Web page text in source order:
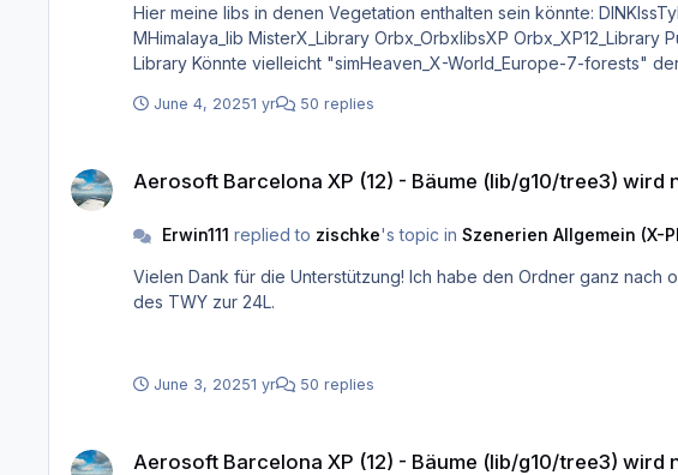
Hier meine libs in denen Vegetation enthalten sein könnte: DINKIssTyle_LIB_Grass Europe_Library ff_library ff_library_extended_LOD FlyAgi_Vegetation HungaryVFR-Library
MHimalaya_lib MisterX_Library Orbx_OrbxlibsXP Orbx_XP12_Library PuF_Libs R2_Library RA_Library RD_Library ruscenery simHeaven_X-World_Vegetation_Library X-Codr Designs
Library Könnte vielleicht "simHeaven_X-World_Europe-7-forests"
June 4, 20251 yr 50 replies
Aerosoft Barcelona XP (12) - Bäume (lib/g10/tree3) wird
Erwin111 replied to zischke's topic in Szenerien Allgemein (X-
Vielen Dank für die Unterstützung! Ich habe den Ordner ganz nach oben gestellt und auch die drei LEBL Ordner. Die Bäume sind nicht zurück, aber dafür etwas Gebüsch entlang
des TWY zur 24L.
June 3, 20251 yr 50 replies
Aerosoft Barcelona XP (12) - Bäume (lib/g10/tree3) wird